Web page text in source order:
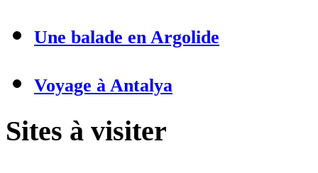
Une balade en Argolide
Voyage à Antalya
Sites à visiter